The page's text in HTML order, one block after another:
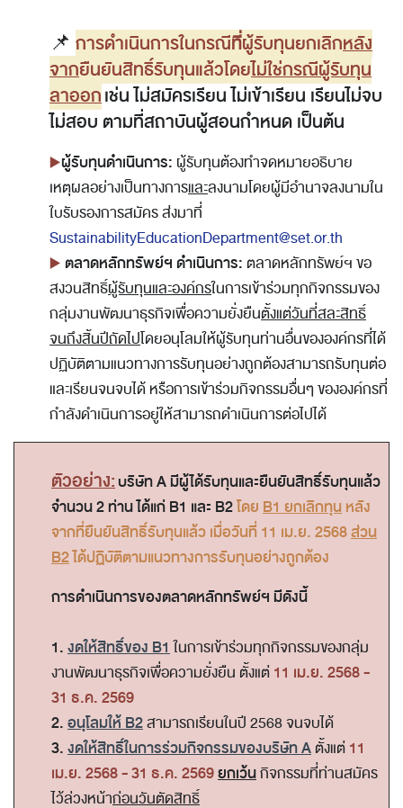
📌 การดำเนินการในกรณีที่ผู้รับทุนยกเลิกหลัง
จากยืนยันสิทธิ์รับทุนแล้วโดยไม่ใช่กรณีผู้รับทุน
ลาออกเช่น ไม่สมัครเรียน ไม่เข้าเรียน เรียนไม่จบ
ไม่สอบ ตามที่สถาบันผู้สอนกำหนด เป็นต้น
▶️ผู้รับทุนดำเนินการ: ผู้รับทุนต้องทำจดหมายอธิบาย
เหตุผลอย่างเป็นทางการและลงนามโดยผู้มีอำนาจลงนามใน
ใบรับรองการสมัคร ส่งมาที่
SustainabilityEducationDepartment@set.or.th
▶️ตลาดหลักทรัพย์ฯ ดำเนินการ: ตลาดหลักทรัพย์ฯ ขอ
สงวนสิทธิ์ผู้รับทุนและองค์กรในการเข้าร่วมทุกกิจกรรมของ
กลุ่มงานพัฒนาธุรกิจเพื่อความยั่งยืนตั้งแต่วันที่สละสิทธิ์
จนถึงสิ้นปีถัดไปโดยอนุโลมให้ผู้รับทุนท่านอื่นขององค์กรที่ได้
ปฏิบัติตามแนวทางการรับทุนอย่างถูกต้องสามารถรับทุนต่อ
และเรียนจนจบได้ หรือการเข้าร่วมกิจกรรมอื่นๆ ขององค์กรที่
กำลังดำเนินการอยู่ให้สามารถดำเนินการต่อไปได้
ตัวอย่าง:บริษัท A มีผู้ได้รับทุนและยืนยันสิทธิ์รับทุนแล้ว
จำนวน 2 ท่าน ได้แก่ B1 และ B2โดยB1 ยกเลิกทุนหลัง
จากที่ยืนยันสิทธิ์รับทุนแล้ว เมื่อวันที่ 11 เม.ย. 2568ส่วน
B2ได้ปฏิบัติตามแนวทางการรับทุนอย่างถูกต้อง
การดำเนินการของตลาดหลักทรัพย์ฯ มีดังนี้
1.งดให้สิทธิ์ของ B1ในการเข้าร่วมทุกกิจกรรมของกลุ่ม
งานพัฒนาธุรกิจเพื่อความยั่งยืน ตั้งแต่11 เม.ย. 2568 -
31 ธ.ค. 2569
2.อนุโลมให้ B2สามารถเรียนในปี 2568 จนจบได้
3.งดให้สิทธิ์ในการร่วมกิจกรรมของบริษัท Aตั้งแต่11
เม.ย. 2568 - 31 ธ.ค. 2569ยกเว้นกิจกรรมที่ท่านสมัคร
ไว้ล่วงหน้าก่อนวันตัดสิทธิ์